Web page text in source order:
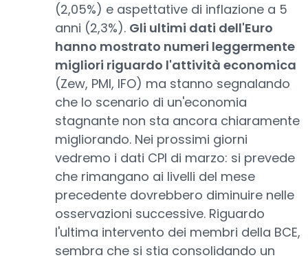
(2,05%) e aspettative di inflazione a 5
anni (2,3%). Gli ultimi dati dell'Euro
hanno mostrato numeri leggermente
migliori riguardo l'attività economica
(Zew, PMI, IFO) ma stanno segnalando
che lo scenario di un'economia
stagnante non sta ancora chiaramente
migliorando. Nei prossimi giorni
vedremo i dati CPI di marzo: si prevede
che rimangano ai livelli del mese
precedente dovrebbero diminuire nelle
osservazioni successive. Riguardo
l'ultima intervento dei membri della BCE,
sembra che si stia consolidando un